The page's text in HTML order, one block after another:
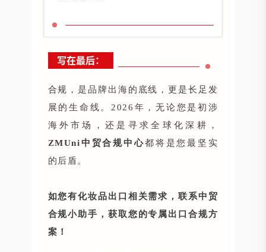
写在最后：
合规，是品牌出海的底线，更是长足发
展的生命线。2026年，无论您是初涉
海外市场，还是寻求全球化深耕，
ZMUni中贸合规中心都将是您最坚实
的后盾。
如您有化妆品出口相关需求，联系中贸
合规小助手，获取您的专属出口合规方
案！